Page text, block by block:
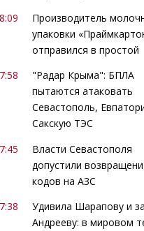
Производитель
упаковки
отправился в простой
"Радар Крыма": БПЛА
пытаются атаковать
Севастополь,
Сакскую ТЭС
Власти Севастополя
допустили
кодов на АЗС
Удивила Шарапову и
Андрееву: в мировом